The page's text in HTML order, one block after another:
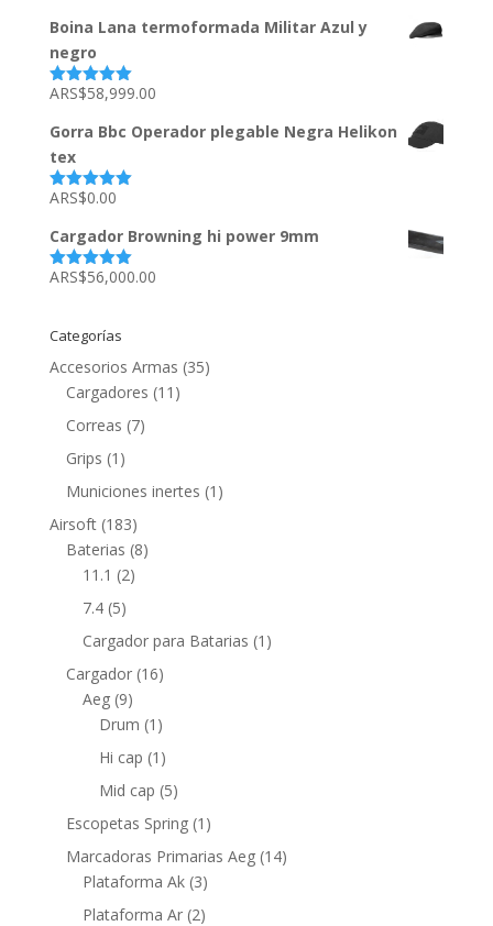
Boina Lana termoformada Militar Azul y
negro
Valorado
5
ARS$58,999.00
Gorra Bbc Operador plegable Negra Helikon
tex
Valorado
5
ARS$0.00
Cargador Browning hi power 9mm
Valorado
ARS$56,000.00
Categorías
Accesorios Armas (35)
Cargadores (11)
Correas (7)
Grips (1)
Municiones inertes (1)
Airsoft (183)
Baterias (8)
11.1 (2)
7.4 (5)
Cargador para Batarias (1)
Cargador (16)
Aeg (9)
Drum (1)
Hi cap (1)
Mid cap (5)
Escopetas Spring (1)
Marcadoras Primarias Aeg (14)
Plataforma Ak (3)
Plataforma Ar (2)